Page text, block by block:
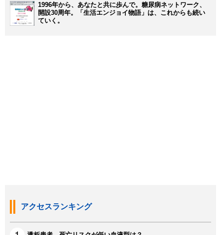
1996年から、あなたと共に歩んで。糖尿病ネットワーク、
開設30周年。「生活エンジョイ物語」は、これからも続い
ていく。
アクセスランキング